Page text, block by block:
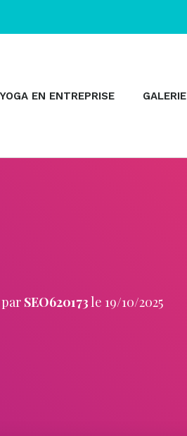
YOGA EN ENTREPRISE GALERIE
SEO620173le 19/10/2025